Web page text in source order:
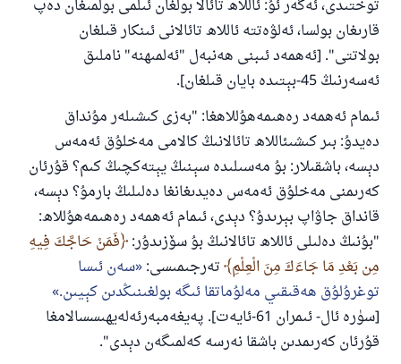
توختىدى، ئەگەر ئۇ: ئاللاھ تائالا بولغان ئىلمى بولمىغان دەپ
قارىغان بولسا، ئەلۋەتتە ئاللاھ تائالانى ئىنكار قىلغان
بولاتتى". [ئەھمەد ئىبنى ھەنبەل "ئەلمىھنە" ناملىق
ئەسەرنىڭ 45-بېتىدە بايان قىلغان].
ئىمام ئەھمەد رەھىمەھۇللاھغا: "بەزى كىشىلەر مۇنداق
دەيدۇ: بىر كىشىئاللاھ تائالانىڭ كالامى مەخلۇق ئەمەس
دېسە، باشقىلار: بۇ مەسىلىدە سېنىڭ يېتەكچىڭ كىم؟ قۇرئان
كەرىمنى مەخلۇق ئەمەس دەيدىغانغا دەلىلىڭ بارمۇ؟ دېسە،
قانداق جاۋاپ بېرىدۇ؟ دېدى، ئىمام ئەھمەد رەھىمەھۇللاھ:
"بۇنىڭ دەلىلى ئاللاھ تائالانىڭ بۇ سۆزىدۇر: فَمَنْ حَاجَّكَ فِيهِ
مِن بَعْدِ مَا جَاءَكَ مِنَ الْعِلْمِ تەرجىمىسى: سەن ئىسا
توغرۇلۇق ھەقىقىي مەلۇماتقا ئىگە بولغىنىڭدىن كېيىن.
[سۈرە ئال- ئىمران 61-ئايەت]. پەيغەمبەرئەلەيھىسسالامغا
قۇرئان كەرىمدىن باشقا نەرسە كەلمىگەن دېدى".